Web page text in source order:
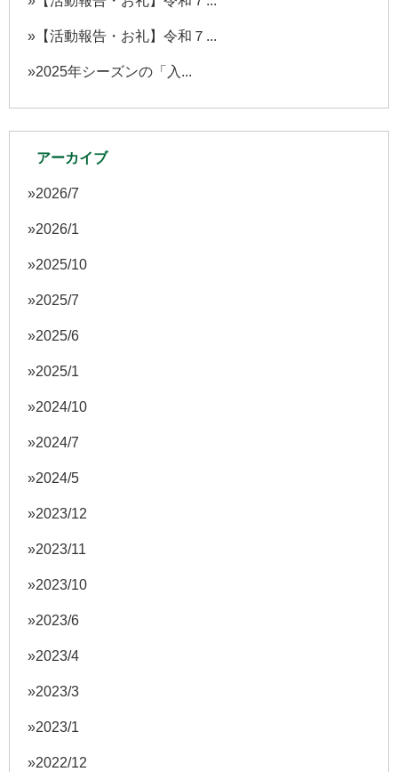
【活動報告・お礼】令和７...
2025年シーズンの「入...
アーカイブ
2026/7
2026/1
2025/10
2025/7
2025/6
2025/1
2024/10
2024/7
2024/5
2023/12
2023/11
2023/10
2023/6
2023/4
2023/3
2023/1
2022/12